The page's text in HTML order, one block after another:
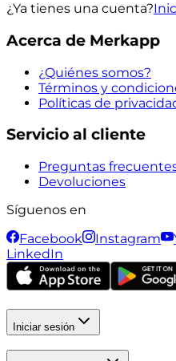
¿Ya tienes una cuenta?
Acerca de Merkapp
¿Quiénes somos?
Términos y
Políticas de
Servicio al cliente
Preguntas
Devoluciones
Síguenos en
Facebook
Instagram
LinkedIn
Iniciar sesión